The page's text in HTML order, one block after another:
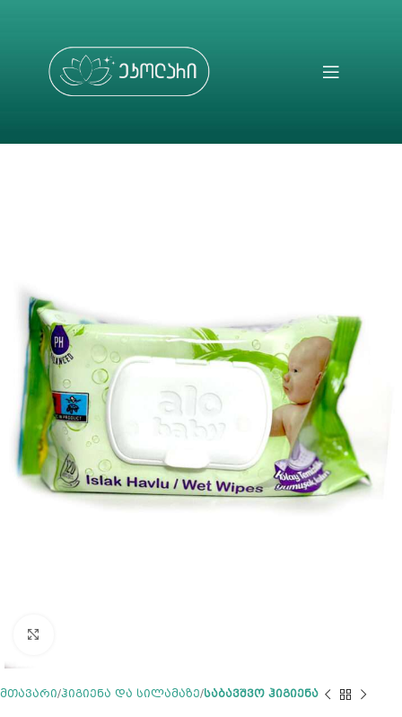
მთავარი ჰიგიენა და სილამაზე საბავშვო ჰიგიენა